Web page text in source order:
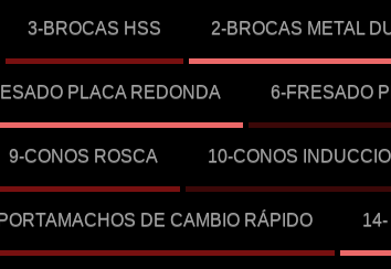
3-BROCAS HSS 2-BROCAS METAL
PLACA REDONDA 6-FRESADO
9-CONOS ROSCA 10-CONOS
DE CAMBIO RÁPIDO